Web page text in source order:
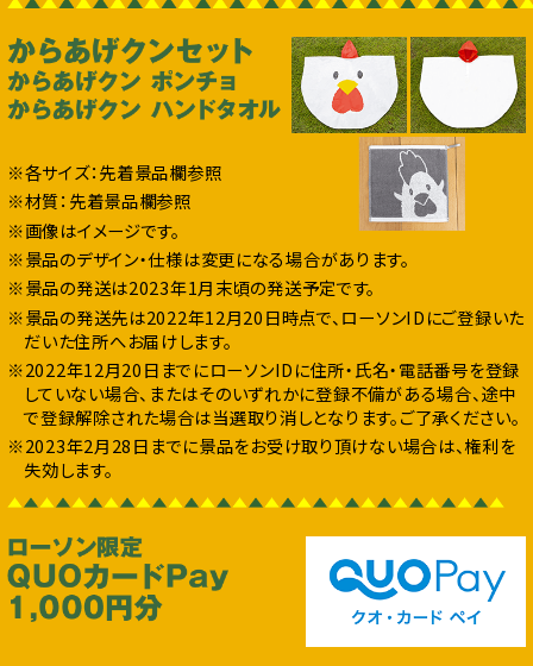
※各サイズ：先着景品欄参照
※材質：先着景品欄参照
※画像はイメージです。
※景品のデザイン・仕様は変更になる場合があります。
※景品の発送は2023年1月末頃の発送予定です。
※景品の発送先は2022年12月20日時点で、ローソンIDにご登録いた
だいた住所へお届けします。
※2022年12月20日までにローソンIDに住所・氏名・電話番号を登録
していない場合、またはそのいずれかに登録不備がある場合、途中
で登録解除された場合は当選取り消しとなります。ご了承ください。
※2023年2月28日までに景品をお受け取り頂けない場合は、権利を
失効します。